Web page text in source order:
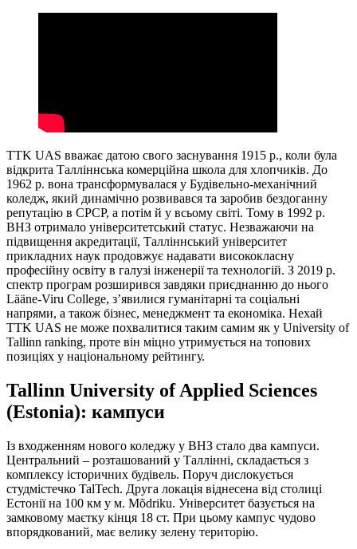
TTK UAS вважає датою свого заснування 1915 р., коли була
відкрита Талліннська комерційна школа для хлопчиків. До
1962 р. вона трансформувалася у Будівельно-механічний
коледж, який динамічно розвивався та заробив бездоганну
репутацію в СРСР, а потім й у всьому світі. Тому в 1992 р.
ВНЗ отримало університетський статус. Незважаючи на
підвищення акредитації, Талліннський університет
прикладних наук продовжує надавати висококласну
професійну освіту в галузі інженерії та технологій. З 2019 р.
спектр програм розширився завдяки приєднанню до нього
Lääne-Viru College, з’явилися гуманітарні та соціальні
напрями, а також бізнес, менеджмент та економіка. Нехай
TTK UAS не може похвалитися таким самим як у University of
Tallinn ranking, проте він міцно утримується на топових
позиціях у національному рейтингу.
Tallinn University of Applied Sciences
(Estonia): кампуси
Із входженням нового коледжу у ВНЗ стало два кампуси.
Центральний – розташований у Таллінні, складається з
комплексу історичних будівель. Поруч дислокується
студмістечко TalTech. Друга локація віднесена від столиці
Естонії на 100 км у м. Mõdriku. Університет базується на
замковому маєтку кінця 18 ст. При цьому кампус чудово
впорядкований, має велику зелену територію.